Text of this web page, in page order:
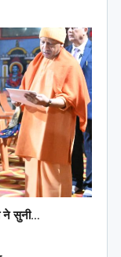
ने सुनी…